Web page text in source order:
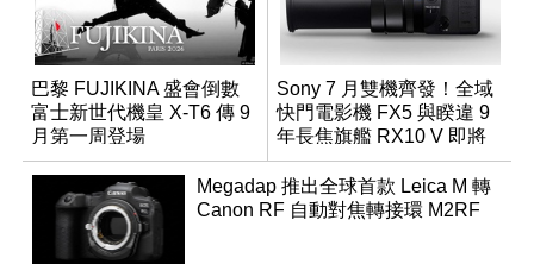
巴黎 FUJIKINA 盛會倒數
富士新世代機皇 X-T6 傳 9
月第一周登場
Sony 7 月雙機齊發！全域
快門電影機 FX5 與睽違 9
年長焦旗艦 RX10 V 即將
登場
Megadap 推出全球首款 Leica M 轉
Canon RF 自動對焦轉接環 M2RF